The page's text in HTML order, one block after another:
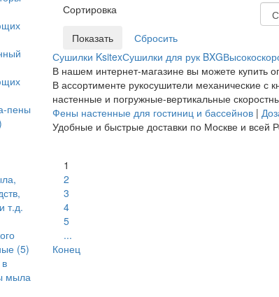
пены
т.д.
(5)
мыла
Сортировка
Сушилки KsitexСушилки для рук BXG
В нашем интернет-магазине вы можете купить
В ассортименте рукосушители механические с
настенные и погружные-вертикальные
Фены настенные для гостиниц и бассейнов|
Удобные и быстрые доставки по Москве и всей
1
2
3
4
5
...
Конец